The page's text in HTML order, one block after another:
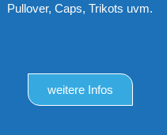
Pullover, Caps, Trikots uvm.
weitere Infos